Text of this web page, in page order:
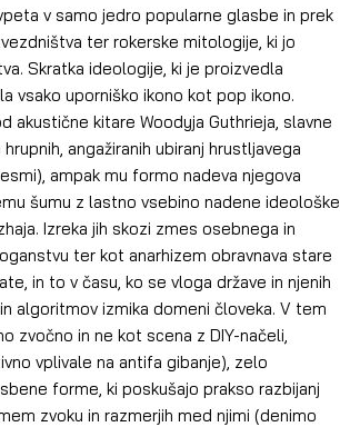
v samo jedro popularne glasbe in prek
ter rokerske mitologije, ki jo
Skratka ideologije, ki je proizvedla
vsako uporniško ikono kot pop ikono.
akustične kitare Woodyja Guthrieja, slavne
angažiranih ubiranj hrustljavega
ampak mu formo nadeva njegova
šumu z lastno vsebino nadene ideološke
Izreka jih skozi zmes osebnega in
ter kot anarhizem obravnava stare
in to v času, ko se vloga države in njenih
algoritmov izmika domeni človeka. V tem
zvočno in ne kot scena z DIY-načeli,
vplivale na antifa gibanje), zelo
forme, ki poskušajo prakso razbijanj
zvoku in razmerjih med njimi (denimo